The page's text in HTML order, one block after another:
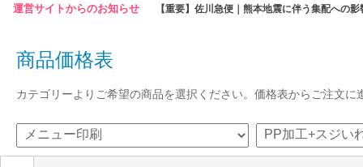
運営サイトからのお知らせ 【重要】佐川急便｜熊本地震に伴う集配への
商品価格表
カテゴリーよりご希望の商品を選択ください。価格表からご注文に